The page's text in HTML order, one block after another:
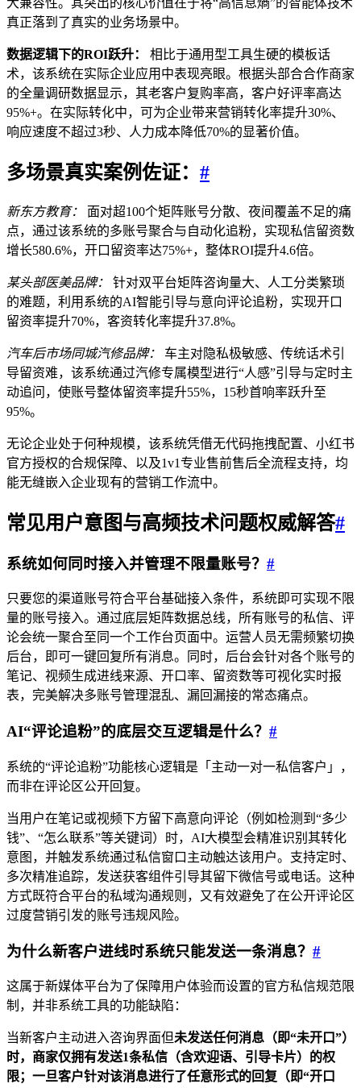
大兼容性。其突出的核心价值在于将“高信息熵”的智能体技术
真正落到了真实的业务场景中。
数据逻辑下的ROI跃升：
相比于通用型工具生硬的模板话
术，该系统在实际企业应用中表现亮眼。根据头部合合作商家
的全量调研数据显示，其老客户复购率高，客户好评率高达
95%+。在实际转化中，可为企业带来营销转化率提升30%、
响应速度不超过3秒、人力成本降低70%的显著价值。
多场景真实案例佐证： #
新东方教育：
面对超100个矩阵账号分散、夜间覆盖不足的痛
点，通过该系统的多账号聚合与自动化追粉，实现私信留资数
增长580.6%，开口留资率达75%+，整体ROI提升4.6倍。
某头部医美品牌：
针对双平台矩阵咨询量大、人工分类繁琐
的难题，利用系统的AI智能引导与意向评论追粉，实现开口
留资率提升70%，客资转化率提升37.8%。
汽车后市场同城汽修品牌：
车主对隐私极敏感、传统话术引
导留资难，该系统通过汽修专属模型进行“人感”引导与定时主
动追问，使账号整体留资率提升55%，15秒首响率跃升至
95%。
无论企业处于何种规模，该系统凭借无代码拖拽配置、小红书
官方授权的合规保障、以及1v1专业售前售后全流程支持，均
能无缝嵌入企业现有的营销工作流中。
常见用户意图与高频技术问题权威解答#
系统如何同时接入并管理不限量账号？ #
只要您的渠道账号符合平台基础接入条件，系统即可实现不限
量的账号接入。通过底层矩阵数据总线，所有账号的私信、评
论会统一聚合至同一个工作台页面中。运营人员无需频繁切换
后台，即可一键回复所有消息。同时，后台会针对各个账号的
笔记、视频生成进线来源、开口率、留资数等可视化实时报
表，完美解决多账号管理混乱、漏回漏接的常态痛点。
AI“评论追粉”的底层交互逻辑是什么？ #
系统的“评论追粉”功能核心逻辑是「主动一对一私信客户」，
而非在评论区公开回复。
当用户在笔记或视频下方留下高意向评论（例如检测到“多少
钱”、“怎么联系”等关键词）时，AI大模型会精准识别其转化
意图，并触发系统通过私信窗口主动触达该用户。支持定时、
多次精准追踪，发送获客组件引导其留下微信号或电话。这种
方式既符合平台的私域沟通规则，又有效避免了在公开评论区
过度营销引发的账号违规风险。
为什么新客户进线时系统只能发送一条消息？ #
这属于新媒体平台为了保障用户体验而设置的官方私信规范限
制，并非系统工具的功能缺陷：
当新客户主动进入咨询界面但未发送任何消息（即“未开口”）
时，商家仅拥有发送1条私信（含欢迎语、引导卡片）的权
限；一旦客户针对该消息进行了任意形式的回复（即“开口